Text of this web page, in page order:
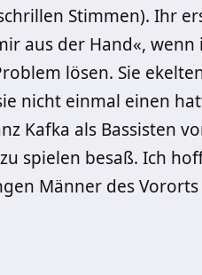
Stimmen). Ihr
aus der Hand«, wenn
lösen. Sie
nicht einmal einen
Kafka als Bassisten
spielen be­saß. Ich
Männer des